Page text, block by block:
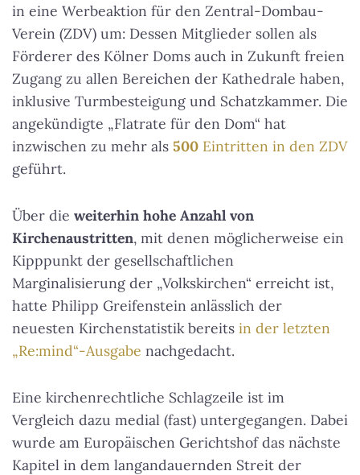
in eine Werbeaktion für den Zentral-Dombau-
Verein (ZDV) um: Dessen Mitglieder sollen als
Förderer des Kölner Doms auch in Zukunft freien
Zugang zu allen Bereichen der Kathedrale haben,
inklusive Turmbesteigung und Schatzkammer. Die
angekündigte „Flatrate für den Dom“ hat
inzwischen zu mehr als 500 Eintritten in den ZDV
geführt.
Über die weiterhin hohe Anzahl von
Kirchenaustritten, mit denen möglicherweise ein
Kipppunkt der gesellschaftlichen
Marginalisierung der „Volkskirchen“ erreicht ist,
hatte Philipp Greifenstein anlässlich der
neuesten Kirchenstatistik bereits in der letzten
„Re:mind“-Ausgabe nachgedacht.
Eine kirchenrechtliche Schlagzeile ist im
Vergleich dazu medial (fast) untergegangen. Dabei
wurde am Europäischen Gerichtshof das nächste
Kapitel in dem langandauernden Streit der